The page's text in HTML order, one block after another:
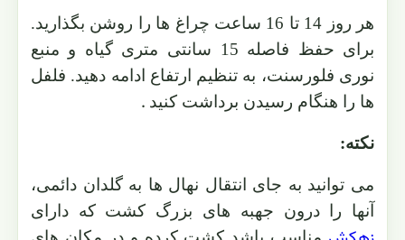
هر روز 14 تا 16 ساعت چراغ ها را روشن بگذارید.
برای حفظ فاصله 15 سانتی متری گیاه و منبع
نوری فلورسنت، به تنظیم ارتفاع ادامه دهید. فلفل
ها را هنگام رسیدن برداشت کنید .
نکته:
می توانید به جای انتقال نهال ها به گلدان دائمی،
آنها را درون جهبه های بزرگ کشت که دارای